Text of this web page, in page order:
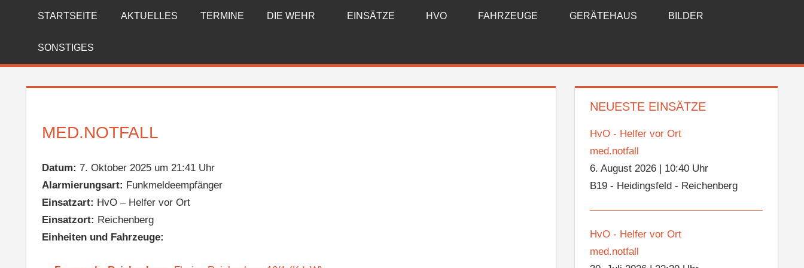
FREIWILLIGE
FEUERWEHR
REICHENBERG
STARTSEITE AKTUELLES TERMINE DIE WEHR EINSÄTZE HVO FAHRZEUGE GERÄTEHAUS BILDER
SONSTIGES
MED.NOTFALL
Datum: 7. Oktober 2025 um 21:41 Uhr
Alarmierungsart: Funkmeldeempfänger
Einsatzart: HvO – Helfer vor Ort
Einsatzort: Reichenberg
Einheiten und Fahrzeuge:
NEUESTE EINSÄTZE
HvO - Helfer vor Ort
med.notfall
6. August 2026
10:40 Uhr
B19 - Heidingsfeld - Reichenberg
HvO - Helfer vor Ort
med.notfall